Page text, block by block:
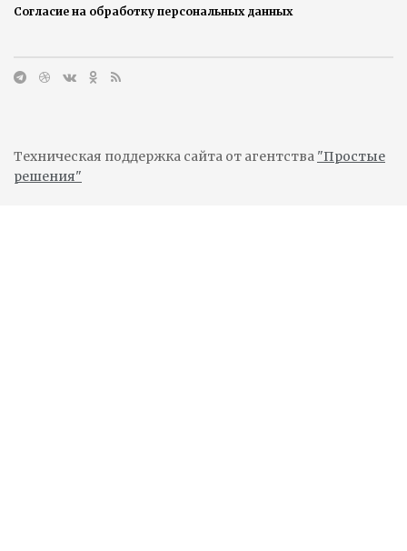
Согласие на обработку персональных данных
Техническая поддержка сайта от агентства "Простые
решения"